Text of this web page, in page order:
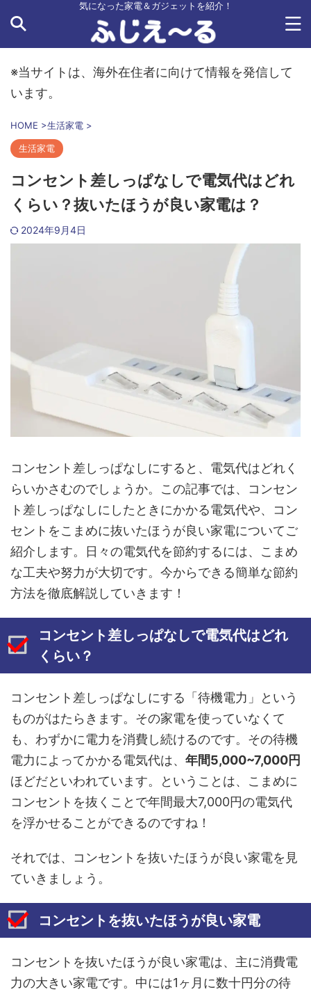
気になった家電＆ガジェットを紹介！
※当サイトは、海外在住者に向けて情報を発信して
います。
HOME >生活家電 >
生活家電
コンセント差しっぱなしで電気代はどれ
くらい？抜いたほうが良い家電は？
2024年9月4日
コンセント差しっぱなしにすると、電気代はどれく
らいかさむのでしょうか。この記事では、コンセン
ト差しっぱなしにしたときにかかる電気代や、コン
セントをこまめに抜いたほうが良い家電についてご
紹介します。日々の電気代を節約するには、こまめ
な工夫や努力が大切です。今からできる簡単な節約
方法を徹底解説していきます！
コンセント差しっぱなしで電気代はどれ
くらい？
コンセント差しっぱなしにする「待機電力」という
ものがはたらきます。その家電を使っていなくて
も、わずかに電力を消費し続けるのです。その待機
電力によってかかる電気代は、 年間5,000~7,000円
ほどだといわれています。ということは、こまめに
コンセントを抜くことで年間最大7,000円の電気代
を浮かせることができるのですね！
それでは、コンセントを抜いたほうが良い家電を見
ていきましょう。
コンセントを抜いたほうが良い家電
コンセントを抜いたほうが良い家電は、主に消費電
力の大きい家電です。中には1ヶ月に数十円分の待